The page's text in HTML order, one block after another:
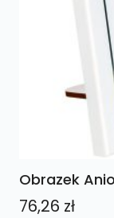
Obrazek
76,26 zł